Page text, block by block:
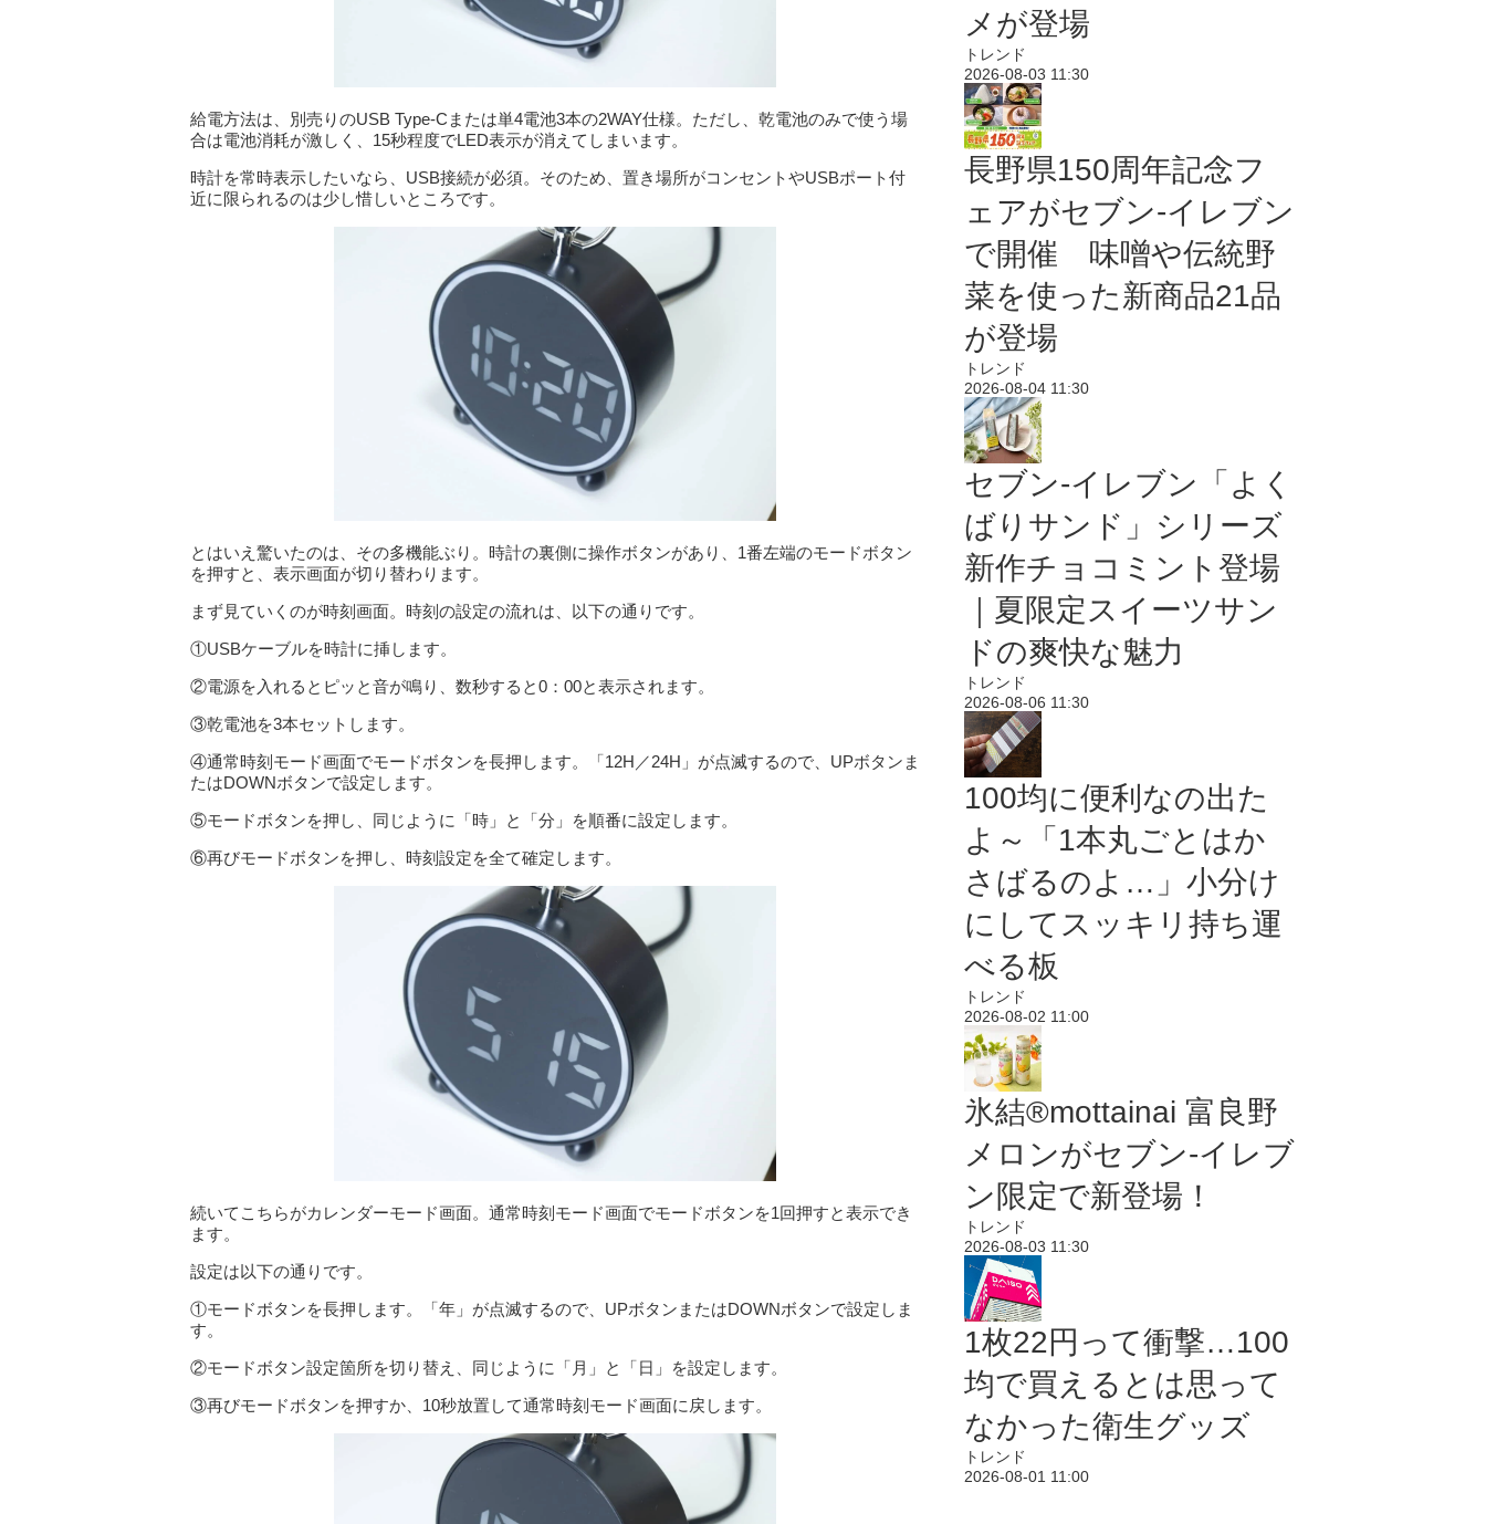
給電方法は、別売りのUSB Type-Cまたは単4電池3本の2WAY仕様。ただし、乾電池のみで使う場
合は電池消耗が激しく、15秒程度でLED表示が消えてしまいます。
時計を常時表示したいなら、USB接続が必須。そのため、置き場所がコンセントやUSBポート付
近に限られるのは少し惜しいところです。
とはいえ驚いたのは、その多機能ぶり。時計の裏側に操作ボタンがあり、1番左端のモードボタン
を押すと、表示画面が切り替わります。
まず見ていくのが時刻画面。時刻の設定の流れは、以下の通りです。
①USBケーブルを時計に挿します。
②電源を入れるとピッと音が鳴り、数秒すると0：00と表示されます。
③乾電池を3本セットします。
④通常時刻モード画面でモードボタンを長押します。「12H／24H」が点滅するので、UPボタンま
たはDOWNボタンで設定します。
⑤モードボタンを押し、同じように「時」と「分」を順番に設定します。
⑥再びモードボタンを押し、時刻設定を全て確定します。
続いてこちらがカレンダーモード画面。通常時刻モード画面でモードボタンを1回押すと表示でき
ます。
設定は以下の通りです。
①モードボタンを長押します。「年」が点滅するので、UPボタンまたはDOWNボタンで設定しま
す。
②モードボタン設定箇所を切り替え、同じように「月」と「日」を設定します。
③再びモードボタンを押すか、10秒放置して通常時刻モード画面に戻します。
メが登場
トレンド
2026-08-03 11:30
長野県150周年記念フ
ェアがセブン-イレブン
で開催 味噌や伝統野
菜を使った新商品21品
が登場
トレンド
2026-08-04 11:30
セブン‐イレブン「よく
ばりサンド」シリーズ
新作チョコミント登場
｜夏限定スイーツサン
ドの爽快な魅力
トレンド
2026-08-06 11:30
100均に便利なの出た
よ～「1本丸ごとはか
さばるのよ…」小分け
にしてスッキリ持ち運
べる板
トレンド
2026-08-02 11:00
氷結®mottainai 富良野
メロンがセブン‐イレブ
ン限定で新登場！
トレンド
2026-08-03 11:30
1枚22円って衝撃…100
均で買えるとは思って
なかった衛生グッズ
トレンド
2026-08-01 11:00